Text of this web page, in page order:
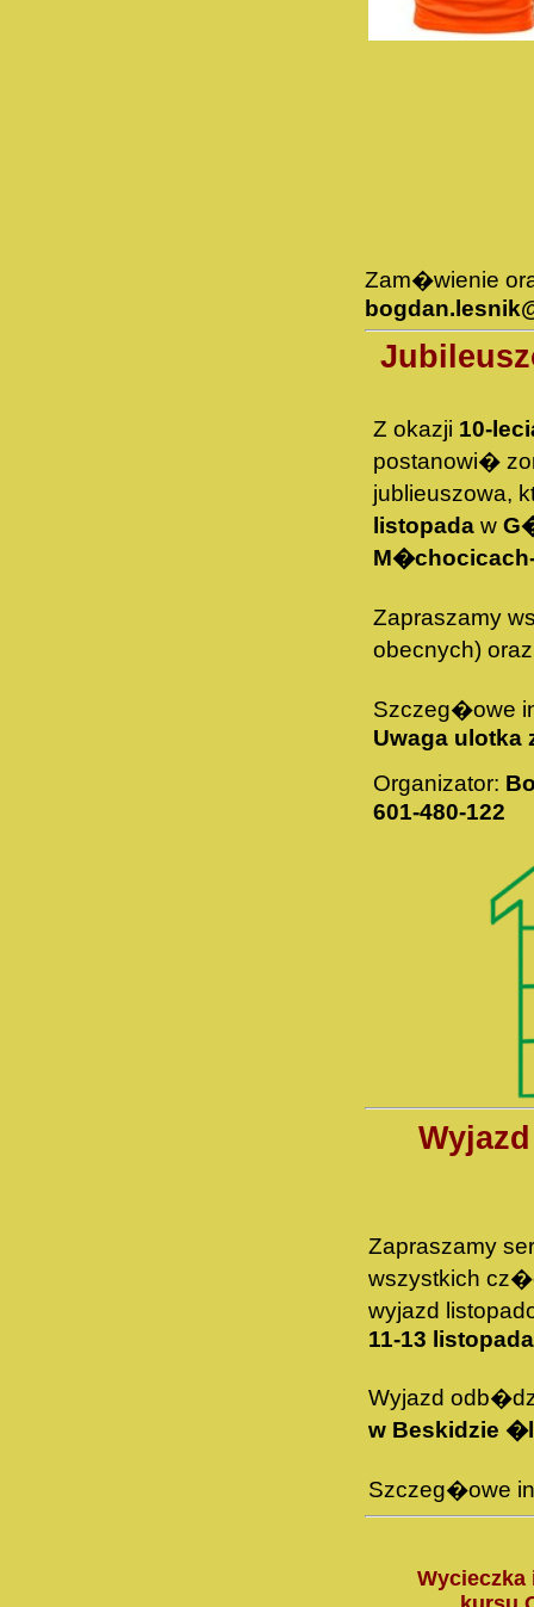
Zam�wienie
Z okazji 10-
postanowi�
jublieuszowa,
listopada w
Zapraszamy
obecnych)
Szczeg�owe
Uwaga ulotka
Organizator:
601-480-122
Zapraszamy
wszystkich
wyjazd
11-13
Wyjazd
w Beskidzie
Szczeg�owe
Wycieczka